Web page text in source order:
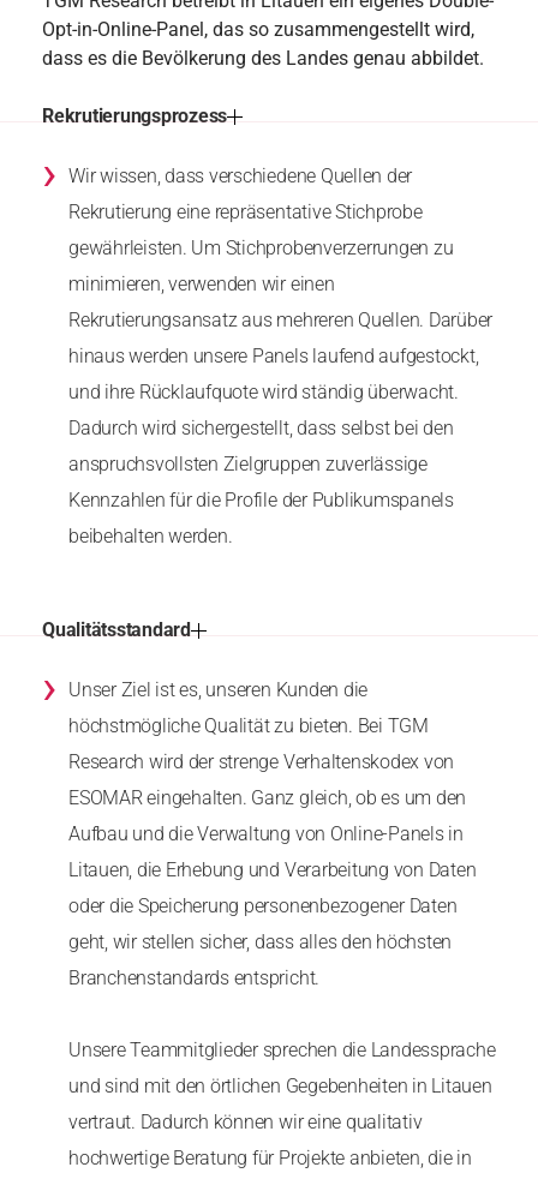
Opt-in-Online-Panel, das so zusammengestellt wird,
dass es die Bevölkerung des Landes genau abbildet.
Rekrutierungsprozess
› Wir wissen, dass verschiedene Quellen der
Rekrutierung eine repräsentative Stichprobe
gewährleisten. Um Stichprobenverzerrungen zu
minimieren, verwenden wir einen
Rekrutierungsansatz aus mehreren Quellen. Darüber
hinaus werden unsere Panels laufend aufgestockt,
und ihre Rücklaufquote wird ständig überwacht.
Dadurch wird sichergestellt, dass selbst bei den
anspruchsvollsten Zielgruppen zuverlässige
Kennzahlen für die Profile der Publikumspanels
beibehalten werden.
Qualitätsstandard
›
Unser Ziel ist es, unseren Kunden die
höchstmögliche Qualität zu bieten. Bei TGM
Research wird der strenge Verhaltenskodex von
ESOMAR eingehalten. Ganz gleich, ob es um den
Aufbau und die Verwaltung von Online-Panels in
Litauen, die Erhebung und Verarbeitung von Daten
oder die Speicherung personenbezogener Daten
geht, wir stellen sicher, dass alles den höchsten
Branchenstandards entspricht.
Unsere Teammitglieder sprechen die Landessprache
und sind mit den örtlichen Gegebenheiten in Litauen
vertraut. Dadurch können wir eine qualitativ
hochwertige Beratung für Projekte anbieten, die in